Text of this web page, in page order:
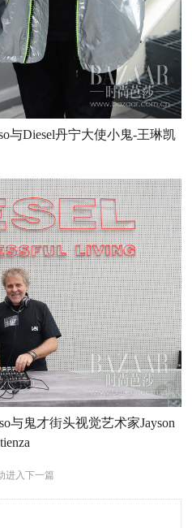
与Diesel丹宁大使小鬼-王琳凯
与鬼才街头视觉艺术家Jayson
进入下一篇